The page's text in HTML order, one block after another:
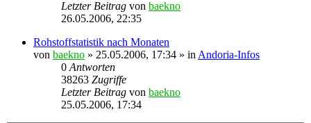
Letzter Beitrag von baekno
26.05.2006, 22:35
Rohstoffstatistik nach Monaten
von baekno » 25.05.2006, 17:34 » in Andoria-Infos
0 Antworten
38263 Zugriffe
Letzter Beitrag von baekno
25.05.2006, 17:34